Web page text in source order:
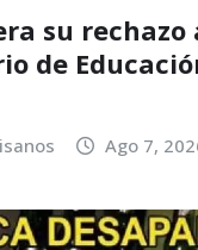
su
de
Ago 7,